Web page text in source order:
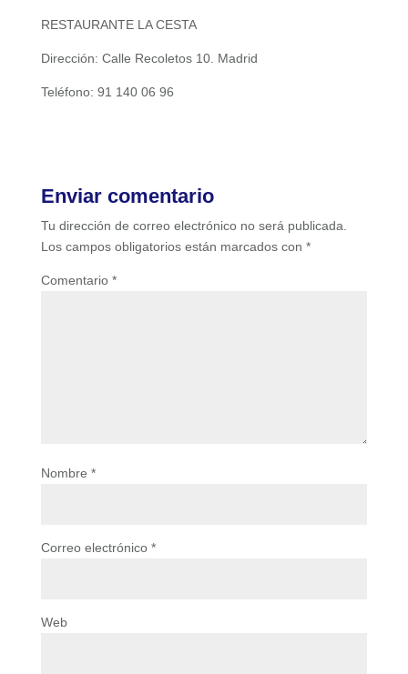
RESTAURANTE LA CESTA
Dirección: Calle Recoletos 10. Madrid
Teléfono: 91 140 06 96
Enviar comentario
Tu dirección de correo electrónico no será publicada.
Los campos obligatorios están marcados con *
Comentario *
Nombre *
Correo electrónico *
Web